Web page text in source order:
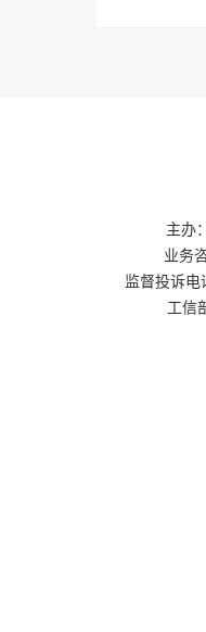
主办
业务
监督投诉电
工信